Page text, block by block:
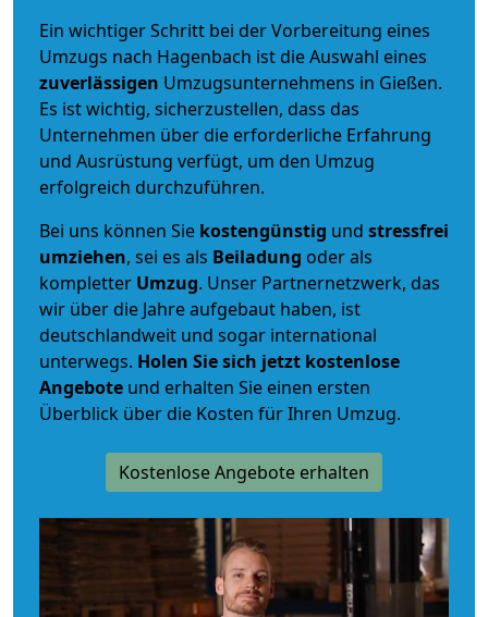
Ein wichtiger Schritt bei der Vorbereitung eines
Umzugs nach Hagenbach ist die Auswahl eines
zuverlässigen Umzugsunternehmens in Gießen.
Es ist wichtig, sicherzustellen, dass das
Unternehmen über die erforderliche Erfahrung
und Ausrüstung verfügt, um den Umzug
erfolgreich durchzuführen.
Bei uns können Sie kostengünstig und stressfrei
umziehen, sei es als Beiladung oder als
kompletter Umzug. Unser Partnernetzwerk, das
wir über die Jahre aufgebaut haben, ist
deutschlandweit und sogar international
unterwegs. Holen Sie sich jetzt kostenlose
Angebote und erhalten Sie einen ersten
Überblick über die Kosten für Ihren Umzug.
Kostenlose Angebote erhalten